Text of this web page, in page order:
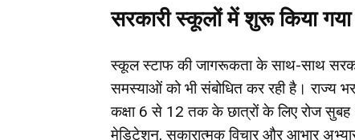
सरकारी स्कूलों में शुरू किया गया
स्कूल स्टाफ की जागरूकता के साथ-साथ
समस्याओं को भी संबोधित कर रही है। राज्य
कक्षा 6 से 12 तक के छात्रों के लिए रोज
मेडिटेशन, सकारात्मक विचार और आभार